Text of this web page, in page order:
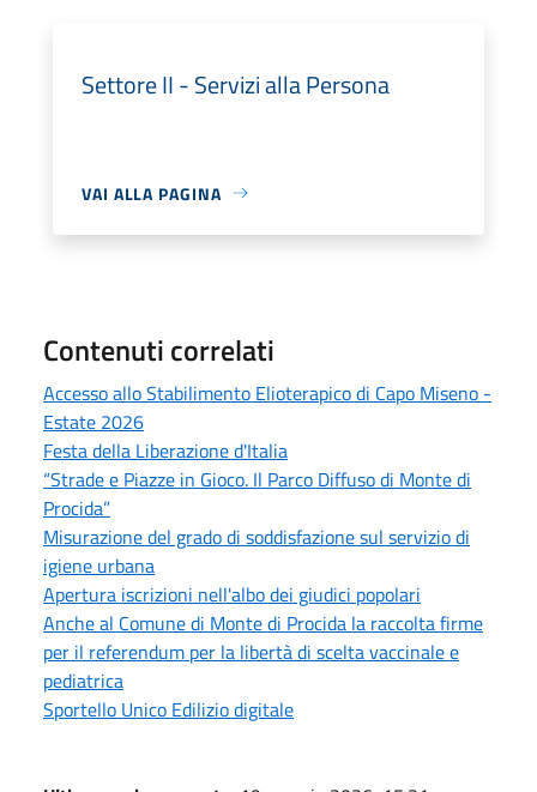
Settore II - Servizi alla Persona
VAI ALLA PAGINA
Contenuti correlati
Accesso allo Stabilimento Elioterapico di Capo Miseno -
Estate 2026
Festa della Liberazione d'Italia
“Strade e Piazze in Gioco. Il Parco Diffuso di Monte di
Procida”
Misurazione del grado di soddisfazione sul servizio di
igiene urbana
Apertura iscrizioni nell'albo dei giudici popolari
Anche al Comune di Monte di Procida la raccolta firme
per il referendum per la libertà di scelta vaccinale e
pediatrica
Sportello Unico Edilizio digitale